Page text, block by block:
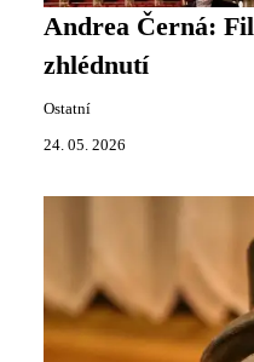
Andrea Černá:
zhlédnutí
Ostatní
24. 05. 2026